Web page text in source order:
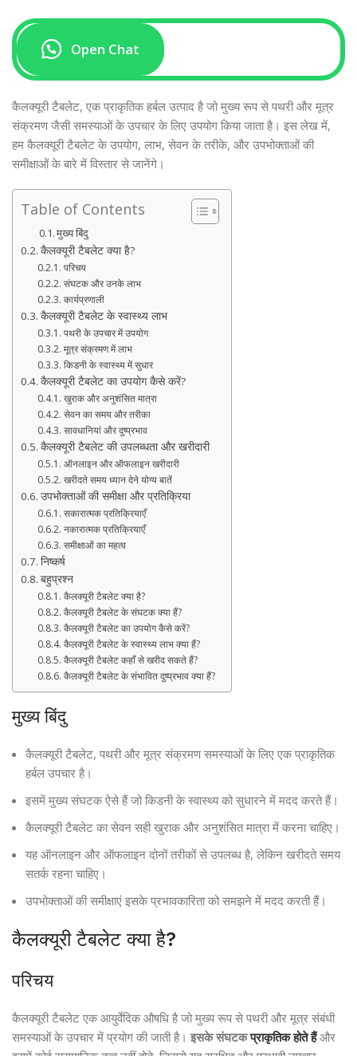
Open Chat
कैलक्यूरी टैबलेट, एक प्राकृतिक हर्बल उत्पाद है जो मुख्य रूप से पथरी और मूत्र
संक्रमण जैसी समस्याओं के उपचार के लिए उपयोग किया जाता है। इस लेख में,
हम कैलक्यूरी टैबलेट के उपयोग, लाभ, सेवन के तरीके, और उपभोक्ताओं की
समीक्षाओं के बारे में विस्तार से जानेंगे।
Table of Contents
मुख्य बिंदु
कैलक्यूरी टैबलेट क्या है?
परिचय
संघटक और उनके लाभ
कार्यप्रणाली
कैलक्यूरी टैबलेट के स्वास्थ्य लाभ
पथरी के उपचार में उपयोग
मूत्र संक्रमण में लाभ
किडनी के स्वास्थ्य में सुधार
कैलक्यूरी टैबलेट का उपयोग कैसे करें?
खुराक और अनुशंसित मात्रा
सेवन का समय और तरीका
सावधानियां और दुष्प्रभाव
कैलक्यूरी टैबलेट की उपलब्धता और खरीदारी
ऑनलाइन और ऑफलाइन खरीदारी
खरीदते समय ध्यान देने योग्य बातें
उपभोक्ताओं की समीक्षा और प्रतिक्रिया
सकारात्मक प्रतिक्रियाएँ
नकारात्मक प्रतिक्रियाएँ
समीक्षाओं का महत्व
निष्कर्ष
बहुप्रश्न
कैलक्यूरी टैबलेट क्या है?
कैलक्यूरी टैबलेट के संघटक क्या हैं?
कैलक्यूरी टैबलेट का उपयोग कैसे करें?
कैलक्यूरी टैबलेट के स्वास्थ्य लाभ क्या हैं?
कैलक्यूरी टैबलेट कहाँ से खरीद सकते हैं?
कैलक्यूरी टैबलेट के संभावित दुष्प्रभाव क्या हैं?
मुख्य बिंदु
कैलक्यूरी टैबलेट, पथरी और मूत्र संक्रमण समस्याओं के लिए एक प्राकृतिक
हर्बल उपचार है।
इसमें मुख्य संघटक ऐसे हैं जो किडनी के स्वास्थ्य को सुधारने में मदद करते हैं।
कैलक्यूरी टैबलेट का सेवन सही खुराक और अनुशंसित मात्रा में करना चाहिए।
यह ऑनलाइन और ऑफलाइन दोनों तरीकों से उपलब्ध है, लेकिन खरीदते समय
सतर्क रहना चाहिए।
उपभोक्ताओं की समीक्षाएं इसके प्रभावकारिता को समझने में मदद करती हैं।
कैलक्यूरी टैबलेट क्या है?
परिचय
कैलक्यूरी टैबलेट एक आयुर्वेदिक औषधि है जो मुख्य रूप से पथरी और मूत्र संबंधी
समस्याओं के उपचार में प्रयोग की जाती है। इसके संघटकप्राकृतिक होते हैंऔर